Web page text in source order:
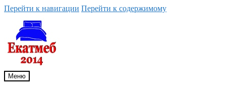
Перейти к навигации Перейти к содержимому
Меню